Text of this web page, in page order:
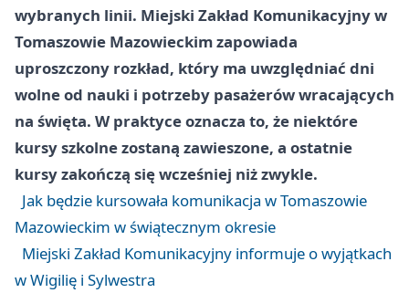
wybranych linii. Miejski Zakład Komunikacyjny w
Tomaszowie Mazowieckim zapowiada
uproszczony rozkład, który ma uwzględniać dni
wolne od nauki i potrzeby pasażerów wracających
na święta. W praktyce oznacza to, że niektóre
kursy szkolne zostaną zawieszone, a ostatnie
kursy zakończą się wcześniej niż zwykle.
Jak będzie kursowała komunikacja w Tomaszowie
Mazowieckim w świątecznym okresie
Miejski Zakład Komunikacyjny informuje o wyjątkach
w Wigilię i Sylwestra